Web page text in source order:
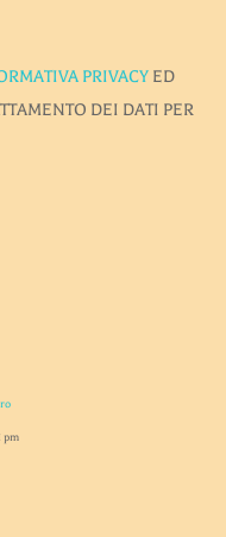
PRIVACY ED
DEI DATI PER
pm